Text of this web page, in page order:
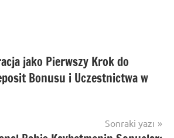
jako Pierwszy Krok do
Bonusu i Uczestnictwa w
Sonraki yazı